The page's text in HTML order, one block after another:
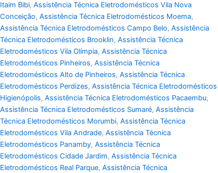
Itaim Bibi, Assistência Técnica Eletrodomésticos Vila Nova
Conceição, Assistência Técnica Eletrodomésticos Moema,
Assistência Técnica Eletrodomésticos Campo Belo, Assistência
Técnica Eletrodomésticos Brooklin, Assistência Técnica
Eletrodomésticos Vila Olímpia, Assistência Técnica
Eletrodomésticos Pinheiros, Assistência Técnica
Eletrodomésticos Alto de Pinheiros, Assistência Técnica
Eletrodomésticos Perdizes, Assistência Técnica Eletrodomésticos
Higienópolis, Assistência Técnica Eletrodomésticos Pacaembu,
Assistência Técnica Eletrodomésticos Sumaré, Assistência
Técnica Eletrodomésticos Morumbi, Assistência Técnica
Eletrodomésticos Vila Andrade, Assistência Técnica
Eletrodomésticos Panamby, Assistência Técnica
Eletrodomésticos Cidade Jardim, Assistência Técnica
Eletrodomésticos Real Parque, Assistência Técnica